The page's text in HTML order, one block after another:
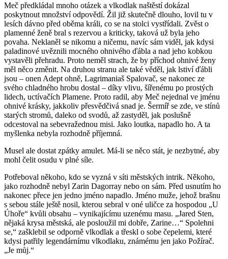
Meč předkládal mnoho otázek a vlkodlak naštěstí dokázal
poskytnout množství odpovědí. Žil již skutečně dlouho, lovil tu v
lesích dávno před oběma králi, co se na stolci vystřídali. Zvěst o
plamenné ženě bral s rezervou a kriticky, taková už byla jeho
povaha. Neklaněl se nikomu a ničemu, navíc sám viděl, jak kdysi
paladinové uvěznili mocného ohnivého ďábla a nad jeho kobkou
vystavěli přehradu. Proto neměl strach, že by příchod ohnivé ženy
měl něco změnit. Na druhou stranu ale také věděl, jak lstiví ďábli
jsou – onen Adept ohně, Lagrimaniaš Spalovač, se nakonec ze
svého chladného hrobu dostal – díky vlivu, šířenému po prostých
lidech, uctívačích Plamene. Proto radil, aby Meč nejednal ve jménu
ohnivé krásky, jakkoliv přesvědčivá snad je. Šermíř se zde, ve stínů
starých stromů, daleko od svodů, až zastyděl, jak poslušně
odcestoval na sebevražednou misi. Jako loutka, napadlo ho. A ta
myšlenka nebyla rozhodně příjemná.
Musel ale dostat zpátky amulet. Má-li se něco stát, je nezbytné, aby
mohl čelit osudu v plné síle.
Potřeboval někoho, kdo se vyzná v síti městských intrik. Někoho,
jako rozhodně nebyl Zarin Dagorray nebo on sám. Před usnutím ho
nakonec přece jen jedno jméno napadlo. Jméno muže, jehož brašnu
s sebou stále ještě nosil, kterou sebral v oné uličce za hospodou „U
Úhoře“ kvůli obsahu – vynikajícímu uzenému masu. „Jared Sten,
nějaká krysa městská, ale posloužil mi dobře, Zarine…“ Spolehni
se,“ zašklebil se odporně vlkodlak a třeskl o sobe čepelemi, které
kdysi patřily legendárnímu vlkodlaku, známému jen jako Požírač.
„Je můj.“